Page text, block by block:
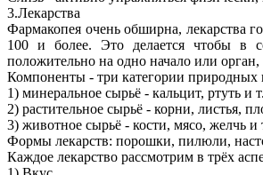
3.Лекарства
Фармакопея очень обширна, лекарства
100 и более. Это делается чтобы в
положительно на одно начало или
Компоненты - три категории природных
1) минеральное сырьё - кальцит, ртуть и
2) растительное сырьё - корни, листья,
3) животное сырьё - кости, мясо, желчь и
Формы лекарств: порошки, пилюли,
Каждое лекарство рассмотрим в трёх